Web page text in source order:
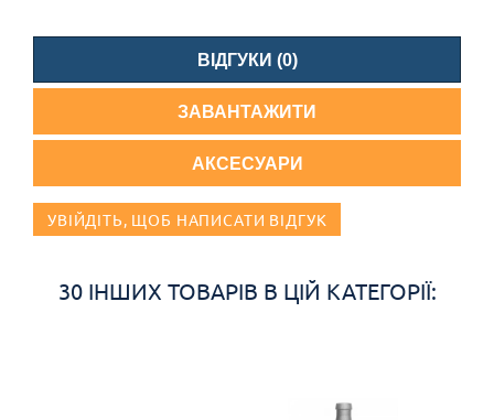
ВІДГУКИ (0)
ЗАВАНТАЖИТИ
АКСЕСУАРИ
УВІЙДІТЬ, ЩОБ НАПИСАТИ ВІДГУК
30 ІНШИХ ТОВАРІВ В ЦІЙ КАТЕГОРІЇ: